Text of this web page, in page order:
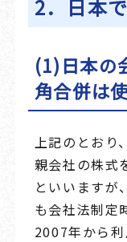
2．日本
(1)日本の
角合併は
上記のとおり
親会社の株式
といいますが
も会社法制定
2007年から利